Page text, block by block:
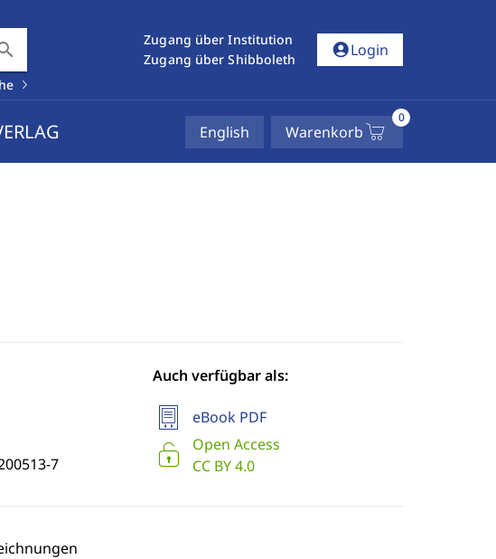
Zugang über Institution
Zugang über Shibboleth
account_circleLogin
English Warenkorb
0
7
Auch verfügbar als:
eBook PDF
Open Access
CC BY 4.0